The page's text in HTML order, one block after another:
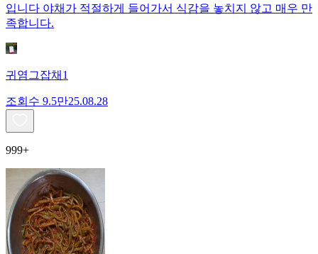
입니다 야채가 적절하게 들어가서 식감을 놓치지 않고 매우 만
족합니다.
귀염그잡채1
조회수 9.5만25.08.28
999+